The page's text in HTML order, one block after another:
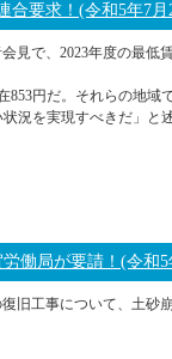
要求！(令和5年7月
見で、2023年度の最低
円だ。それらの地域
況を実現すべきだ」
働局が要請！(令和5
旧工事について、土砂